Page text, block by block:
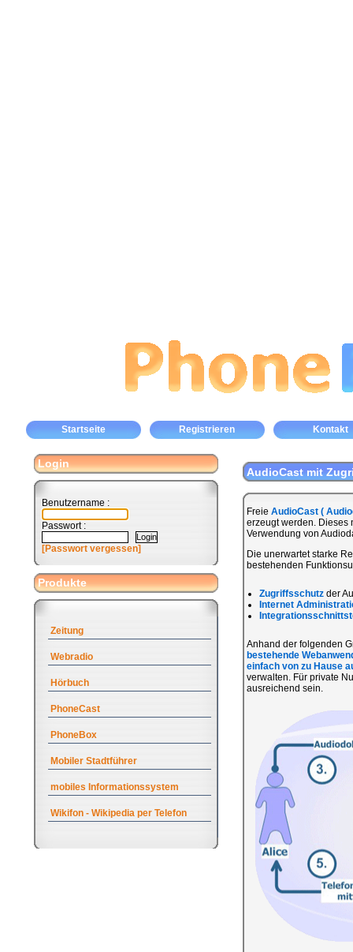
Startseite Registrieren Kontakt
Login
Benutzername :
Passwort :
[Passwort vergessen]
Produkte
Zeitung
Webradio
Hörbuch
PhoneCast
PhoneBox
Mobiler Stadtführer
mobiles Informationssystem
Wikifon - Wikipedia per Telefon
AudioCast mit
Freie AudioCast (
erzeugt werden. Dieses
Verwendung von
Die unerwartet starke
bestehenden
Zugriffsschutz der
Internet
Anhand der folgenden
bestehende
einfach von zu Hause
verwalten. Für private
ausreichend sein.